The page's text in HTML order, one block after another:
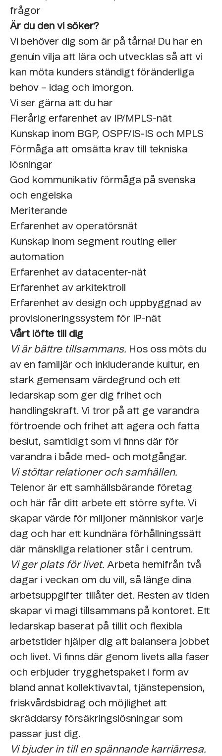
frågor
Är du den vi söker?
Vi behöver dig som är på tårna! Du har en
genuin vilja att lära och utvecklas så att vi
kan möta kunders ständigt föränderliga
behov – idag och imorgon.
Vi ser gärna att du har
Flerårig erfarenhet av IP/MPLS-nät
Kunskap inom BGP, OSPF/IS-IS och MPLS
Förmåga att omsätta krav till tekniska
lösningar
God kommunikativ förmåga på svenska
och engelska
Meriterande
Erfarenhet av operatörsnät
Kunskap inom segment routing eller
automation
Erfarenhet av datacenter-nät
Erfarenhet av arkitektroll
Erfarenhet av design och uppbyggnad av
provisioneringssystem för IP-nät
Vårt löfte till dig
Vi är bättre tillsammans. Hos oss möts du
av en familjär och inkluderande kultur, en
stark gemensam värdegrund och ett
ledarskap som ger dig frihet och
handlingskraft. Vi tror på att ge varandra
förtroende och frihet att agera och fatta
beslut, samtidigt som vi finns där för
varandra i både med- och motgångar.
Vi stöttar relationer och samhällen.
Telenor är ett samhällsbärande företag
och här får ditt arbete ett större syfte. Vi
skapar värde för miljoner människor varje
dag och har ett kundnära förhållningssätt
där mänskliga relationer står i centrum.
Vi ger plats för livet. Arbeta hemifrån två
dagar i veckan om du vill, så länge dina
arbetsuppgifter tillåter det. Resten av tiden
skapar vi magi tillsammans på kontoret. Ett
ledarskap baserat på tillit och flexibla
arbetstider hjälper dig att balansera jobbet
och livet. Vi finns där genom livets alla faser
och erbjuder trygghetspaket i form av
bland annat kollektivavtal, tjänstepension,
friskvårdsbidrag och möjlighet att
skräddarsy försäkringslösningar som
passar just dig.
Vi bjuder in till en spännande karriärresa.